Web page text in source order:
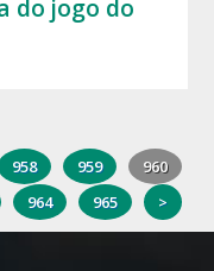
do jogo do
958 959
960
964 965 >